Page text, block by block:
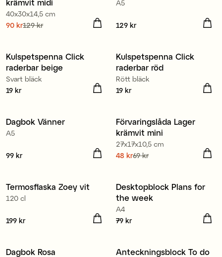
krämvit midi
40x30x14,5 cm
Nuvarande pris
90 kr129 kr
A5
Pris :129 kr
129 kr
Nyhet
Kulspetspenna Click
raderbar beige
Svart bläck
Pris:
19 kr
Nyhet
Kulspetspenna Click
raderbar röd
Rött bläck
Pris:
19 kr
Nyhet
Dagbok Vänner
A5
Pris:
99 kr
Kampanj 30%
Förvaringslåda Lager
krämvit mini
27x17x10,5 cm
Nuvarande pris
48 kr69 kr
Termosflaska Zoey vit
120 cl
Pris :199 kr
199 kr
Desktopblock Plans for
the week
A4
Pris:
79 kr
Dagbok Rosa Anteckningsblock To do